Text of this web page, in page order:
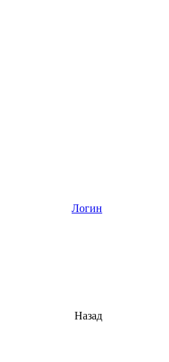
Логин
Назад